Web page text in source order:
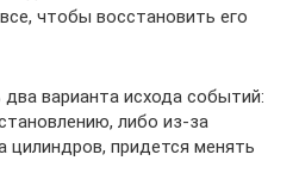
чтобы восстановить его
два варианта исхода событий:
либо из-за
цилиндров, придется менять